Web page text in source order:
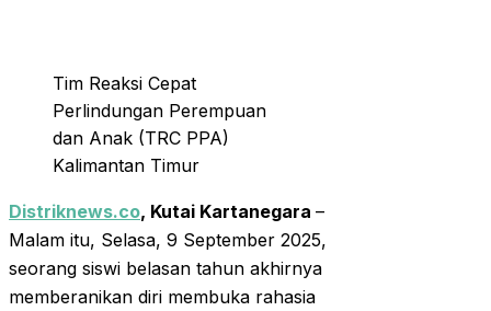
Tim Reaksi Cepat
Perlindungan Perempuan
dan Anak (TRC PPA)
Kalimantan Timur
Distriknews.co, Kutai Kartanegara –
Malam itu, Selasa, 9 September 2025,
seorang siswi belasan tahun akhirnya
memberanikan diri membuka rahasia